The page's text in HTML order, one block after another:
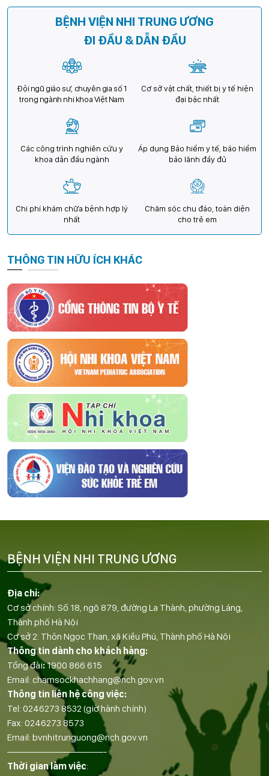
BỆNH VIỆN NHI TRUNG ƯƠNG
ĐI ĐẦU & DẪN ĐẦU
Đội ngũ giáo sư, chuyên gia số 1
trong ngành nhi khoa Việt Nam
Cơ sở vật chất, thiết bị y tế hiện
đại bậc nhất
Các công trình nghiên cứu y
khoa dẫn đầu ngành
Áp dụng Bảo hiểm y tế, bảo hiểm
bảo lãnh đầy đủ
Chi phí khám chữa bệnh hợp lý
nhất
Chăm sóc chu đáo, toàn diện
cho trẻ em
THÔNG TIN HỮU ÍCH KHÁC
Địa chỉ:
Cơ sở chính: Số 18, ngõ 879, đường La Thành, phường Láng,
Thành phố Hà Nội
Cơ sở 2: Thôn Ngọc Than, xã Kiều Phú, Thành phố Hà Nội
Thông tin dành cho khách hàng:
Tổng đài:1900 866 615
Email: chamsockhachhang@nch.gov.vn
Thông tin liên hệ công việc:
Tel: 0246273 8532 (giờ hành chính)
Fax: 0246273 8573
Email: bvnhitrunguong@nch.gov.vn
——————————-
Thời gian làm việc:
BỆNH VIỆN NHI TRUNG ƯƠNG